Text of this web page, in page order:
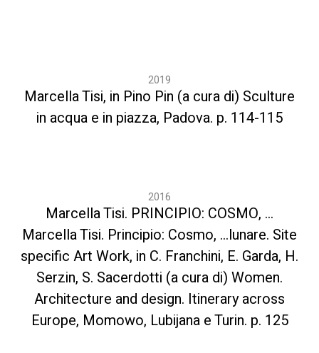
2019
Marcella Tisi, in Pino Pin (a cura di) Sculture
in acqua e in piazza, Padova. p. 114-115
2016
Marcella Tisi. PRINCIPIO: COSMO, …
Marcella Tisi. Principio: Cosmo, …lunare. Site
specific Art Work, in C. Franchini, E. Garda, H.
Serzin, S. Sacerdotti (a cura di) Women.
Architecture and design. Itinerary across
Europe, Momowo, Lubijana e Turin. p. 125